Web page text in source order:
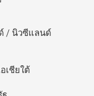
/ นิวซีแลนด์
เชียใต้